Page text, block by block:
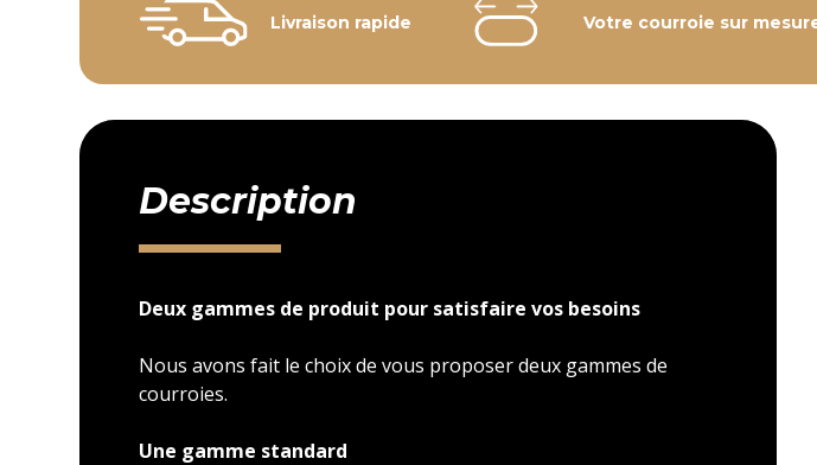
Livraison rapide Votre courroie sur
Description
Deux gammes de produit pour satisfaire vos besoins
Nous avons fait le choix de vous proposer deux gammes de
courroies.
Une gamme standard